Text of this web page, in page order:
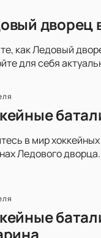
дворец
как Ледовый
для себя
в мир
Ледового